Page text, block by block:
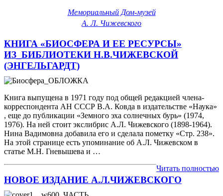
Мемориальный Дом-музей
А. Л. Чижевского
КНИГА «БИОСФЕРА И ЕЕ РЕСУРСЫ»
ИЗ_БИБЛИОТЕКИ Н.В.ЧИЖЕВСКОЙ
(ЭНГЕЛЬГАРДТ)
Книга выпущена в 1971 году под общей редакцией члена-
корреспондента АН СССР В.А. Ковда в издательстве «Наука»
, еще до публикации «Земного эха солнечных бурь» (1974,
1976). На ней стоит экслибрис А.Л. Чижевского (1898-1964).
Нина Вадимовна добавила его и сделала пометку «Стр. 238».
На этой странице есть упоминание об А.Л. Чижевском в
статье М.Н. Гневышева и …
Читать полностью
НОВОЕ ИЗДАНИЕ А.Л.ЧИЖЕВСКОГО